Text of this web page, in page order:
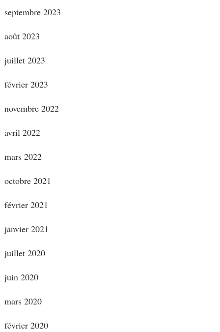
septembre 2023
août 2023
juillet 2023
février 2023
novembre 2022
avril 2022
mars 2022
octobre 2021
février 2021
janvier 2021
juillet 2020
juin 2020
mars 2020
février 2020